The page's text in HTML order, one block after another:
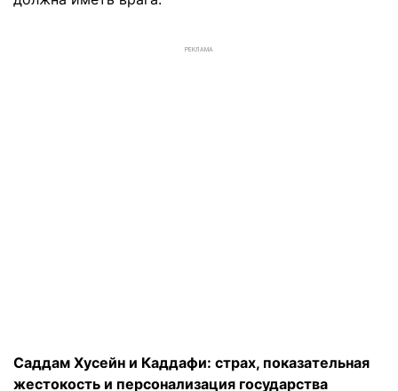
РЕКЛАМА
Саддам Хусейн и Каддафи: страх, показательная
жестокость и персонализация государства